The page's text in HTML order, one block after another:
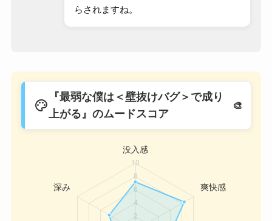
らされますね。
palette
『最弱な僕は＜壁抜けバグ＞で成り
上がる』のムードスコア